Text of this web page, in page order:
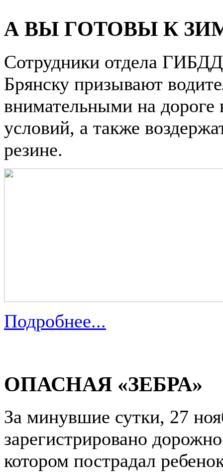
А ВЫ ГОТОВЫ К
Сотрудники отдела
Брянску призывают
внимательными на
условий, а также
резине.
Подробнее...
ОПАСНАЯ «ЗЕБРА»
За минувшие сутки, 27
зарегистрировано
котором пострадал